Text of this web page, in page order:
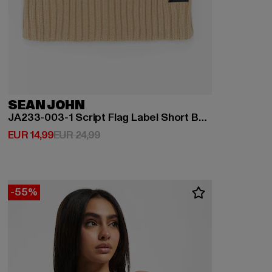
SEAN JOHN
JA233-003-1 Script Flag Label Short Beanie
EUR 14,99
Derzeitiger Preis: EUR 14,99
EUR 24,99Aktionspreis: EUR 24,99
-55%